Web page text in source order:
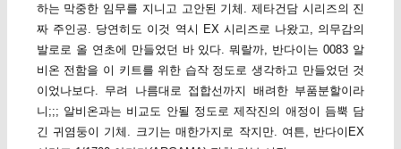
하는 막중한 임무를 지니고 고안된 기체. 제타건담 시리즈의 진
짜 주인공. 당연히도 이것 역시 EX 시리즈로 나왔고, 의무감의
발로로 올 연초에 만들었던 바 있다. 뭐랄까, 반다이는 0083 알
비온 전함을 이 키트를 위한 습작 정도로 생각하고 만들었던 것
이었나보다. 무려 나름대로 접합선까지 배려한 부품분할이라
니;;; 알비온과는 비교도 안될 정도로 제작진의 애정이 듬뿍 담
긴 귀염둥이 기체. 크기는 매한가지로 작지만. 여튼, 반다이EX